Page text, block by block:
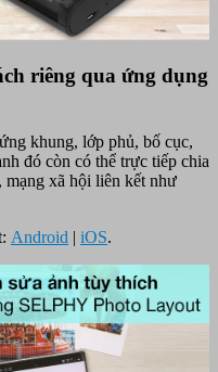
riêng qua ứng dụng
khung, lớp phủ, bố cục,
đó còn có thể trực tiếp chia
mạng xã hội liên kết như
Android | iOS.